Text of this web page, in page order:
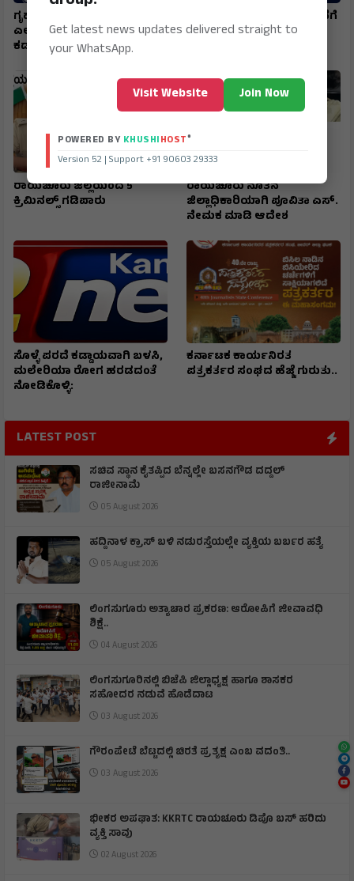
ಗೃಹಲಕ್ಷ್ಮಿ, ಗೃಹಜ್ಯೋತಿ ಯೋಜನೆಗೆ
ಎಲ್ಲರೂ ಮತ್ತೆ ಅರ್ಜಿ ಸಲ್ಲಿಕೆ
ಕಡ್ಡಾಯ..!
ಗೃಹಲಕ್ಷ್ಮಿ, ಗೃಹಜ್ಯೋತಿ ಯೋಜನೆಗೆ
ಎಲ್ಲರೂ ಮತ್ತೆ ಅರ್ಜಿ ಸಲ್ಲಿಕೆ
ರಾಯಚೂರು ಜಿಲ್ಲೆಯಂದ 5
ಕ್ರಿಮಿನಲ್ಸ್ ಗಡಿಪಾರು
ರಾಯಚೂರು ನೂತನ
ಜಿಲ್ಲಾಧಿಕಾರಿಯಾಗಿ ಪೂವಿತಾ ಎಸ್.
ನೇಮಕ ಮಾಡಿ ಆದೇಶ
ಸೊಳ್ಳೆ ಪರದೆ ಕಡ್ಡಾಯವಾಗಿ ಬಳಸಿ,
ಮಲೇರಿಯಾ ರೋಗ ಹರಡದಂತೆ
ನೋಡಿಕೊಳ್ಳಿ:
ಕರ್ನಾಟಕ ಕಾರ್ಯನಿರತ
ಪತ್ರಕರ್ತರ ಸಂಘದ ಹೆಜ್ಜೆ ಗುರುತು..
LATEST POST
ಸಚಿವ ಸ್ಥಾನ ಕೈತಪ್ಪಿದ ಬೆನ್ನಲ್ಲೇ ಬಸನಗೌಡ ದದ್ದಲ್
ರಾಜೀನಾಮೆ
05 August 2026
ಹದ್ದಿನಾಳ ಕ್ರಾಸ್ ಬಳಿ ನಡುರಸ್ತೆಯಲ್ಲೇ ವ್ಯಕ್ತಿಯ ಬರ್ಬರ ಹತ್ಯೆ
05 August 2026
ಲಿಂಗಸುಗೂರು ಅತ್ಯಾಚಾರ ಪ್ರಕರಣ: ಆರೋಪಿಗೆ ಜೀವಾವಧಿ
ಶಿಕ್ಷೆ..
04 August 2026
ಲಿಂಗಸುಗೂರಿನಲ್ಲಿ ಬಿಜೆಪಿ ಜಿಲ್ಲಾಧ್ಯಕ್ಷ ಹಾಗೂ ಶಾಸಕರ
ಸಹೋದರ ನಡುವೆ ಹೊಡೆದಾಟ
03 August 2026
ಗೌರಂಪೇಟೆ ಬೆಟ್ಟದಲ್ಲಿ ಚಿರತೆ ಪ್ರತ್ಯಕ್ಷ ಎಂಬ ವದಂತಿ..
03 August 2026
ಭೀಕರ ಅಪಘಾತ: KKRTC ರಾಯಚೂರು ಡಿಪೊ ಬಸ್ ಹರಿದು
ವ್ಯಕ್ತಿ ಸಾವು
02 August 2026
Get latest news updates delivered straight to
your WhatsApp.
Visit Website Join Now
POWERED BY KHUSHIHOST®
Version 52 | Support +91 90603 29333